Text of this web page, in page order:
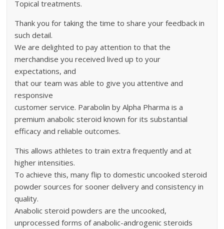
Topical treatments.
Thank you for taking the time to share your feedback in
such detail.
We are delighted to pay attention to that the
merchandise you received lived up to your
expectations, and
that our team was able to give you attentive and
responsive
customer service. Parabolin by Alpha Pharma is a
premium anabolic steroid known for its substantial
efficacy and reliable outcomes.
This allows athletes to train extra frequently and at
higher intensities.
To achieve this, many flip to domestic uncooked steroid
powder sources for sooner delivery and consistency in
quality.
Anabolic steroid powders are the uncooked,
unprocessed forms of anabolic-androgenic steroids